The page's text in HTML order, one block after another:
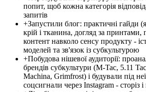
попит, щоб кожна категорія
запитів
+Запустили блог: практичні гайди
крій і тканина, догляд за принтами,
контент навколо сенсу продукту -
моделей та зв'язок із субкультурою
+Побудова нішевої аудиторії:
брендів субкультури (M-Tac, 5.11
Machina, Grimfrost) і будували під
соцсигнали через Instagram - сторіз і